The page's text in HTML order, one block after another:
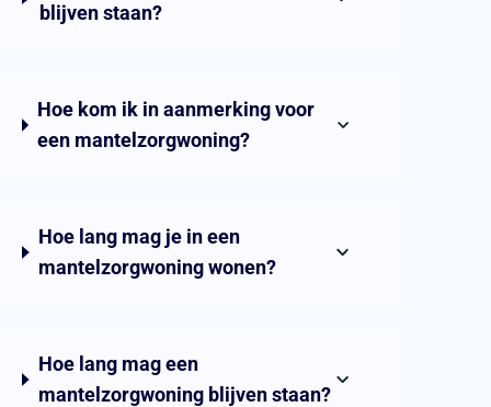
blijven staan?
Hoe kom ik in aanmerking voor
een mantelzorgwoning?
Hoe lang mag je in een
mantelzorgwoning wonen?
Hoe lang mag een
mantelzorgwoning blijven staan?